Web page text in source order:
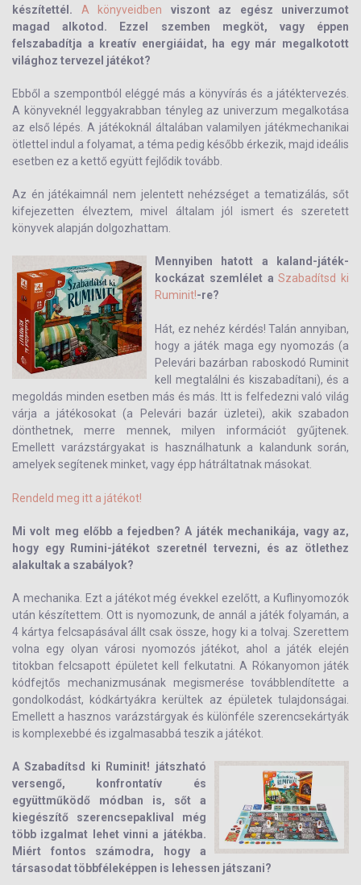
készítettél. A könyveidben viszont az egész univerzumot
magad alkotod. Ezzel szemben megköt, vagy éppen
felszabadítja a kreatív energiáidat, ha egy már megalkotott
világhoz tervezel játékot?
Ebből a szempontból eléggé más a könyvírás és a játéktervezés.
A könyveknél leggyakrabban tényleg az univerzum megalkotása
az első lépés. A játékoknál általában valamilyen játékmechanikai
ötlettel indul a folyamat, a téma pedig később érkezik, majd ideális
esetben ez a kettő együtt fejlődik tovább.
Az én játékaimnál nem jelentett nehézséget a tematizálás, sőt
kifejezetten élveztem, mivel általam jól ismert és szeretett
könyvek alapján dolgozhattam.
Mennyiben hatott a kaland-játék-
kockázat szemlélet aSzabadítsd ki
Ruminit!-re?
Hát, ez nehéz kérdés! Talán annyiban,
hogy a játék maga egy nyomozás (a
Pelevári bazárban raboskodó Ruminit
kell megtalálni és kiszabadítani), és a
megoldás minden esetben más és más. Itt is felfedezni való világ
várja a játékosokat (a Pelevári bazár üzletei), akik szabadon
dönthetnek, merre mennek, milyen információt gyűjtenek.
Emellett varázstárgyakat is használhatunk a kalandunk során,
amelyek segítenek minket, vagy épp hátráltatnak másokat.
Rendeld meg itt a játékot!
Mi volt meg előbb a fejedben? A játék mechanikája, vagy az,
hogy egy Rumini-játékot szeretnél tervezni, és az ötlethez
alakultak a szabályok?
A mechanika. Ezt a játékot még évekkel ezelőtt, a Kuflinyomozók
után készítettem. Ott is nyomozunk, de annál a játék folyamán, a
4 kártya felcsapásával állt csak össze, hogy ki a tolvaj. Szerettem
volna egy olyan városi nyomozós játékot, ahol a játék elején
titokban felcsapott épületet kell felkutatni. A Rókanyomon játék
kódfejtős mechanizmusának megismerése továbblendítette a
gondolkodást, kódkártyákra kerültek az épületek tulajdonságai.
Emellett a hasznos varázstárgyak és különféle szerencsekártyák
is komplexebbé és izgalmasabbá teszik a játékot.
A Szabadítsd ki Ruminit! játszható
versengő, konfrontatív és
együttműködő módban is, sőt a
kiegészítő szerencsepaklival még
több izgalmat lehet vinni a játékba.
Miért fontos számodra, hogy a
társasodat többféleképpen is lehessen játszani?